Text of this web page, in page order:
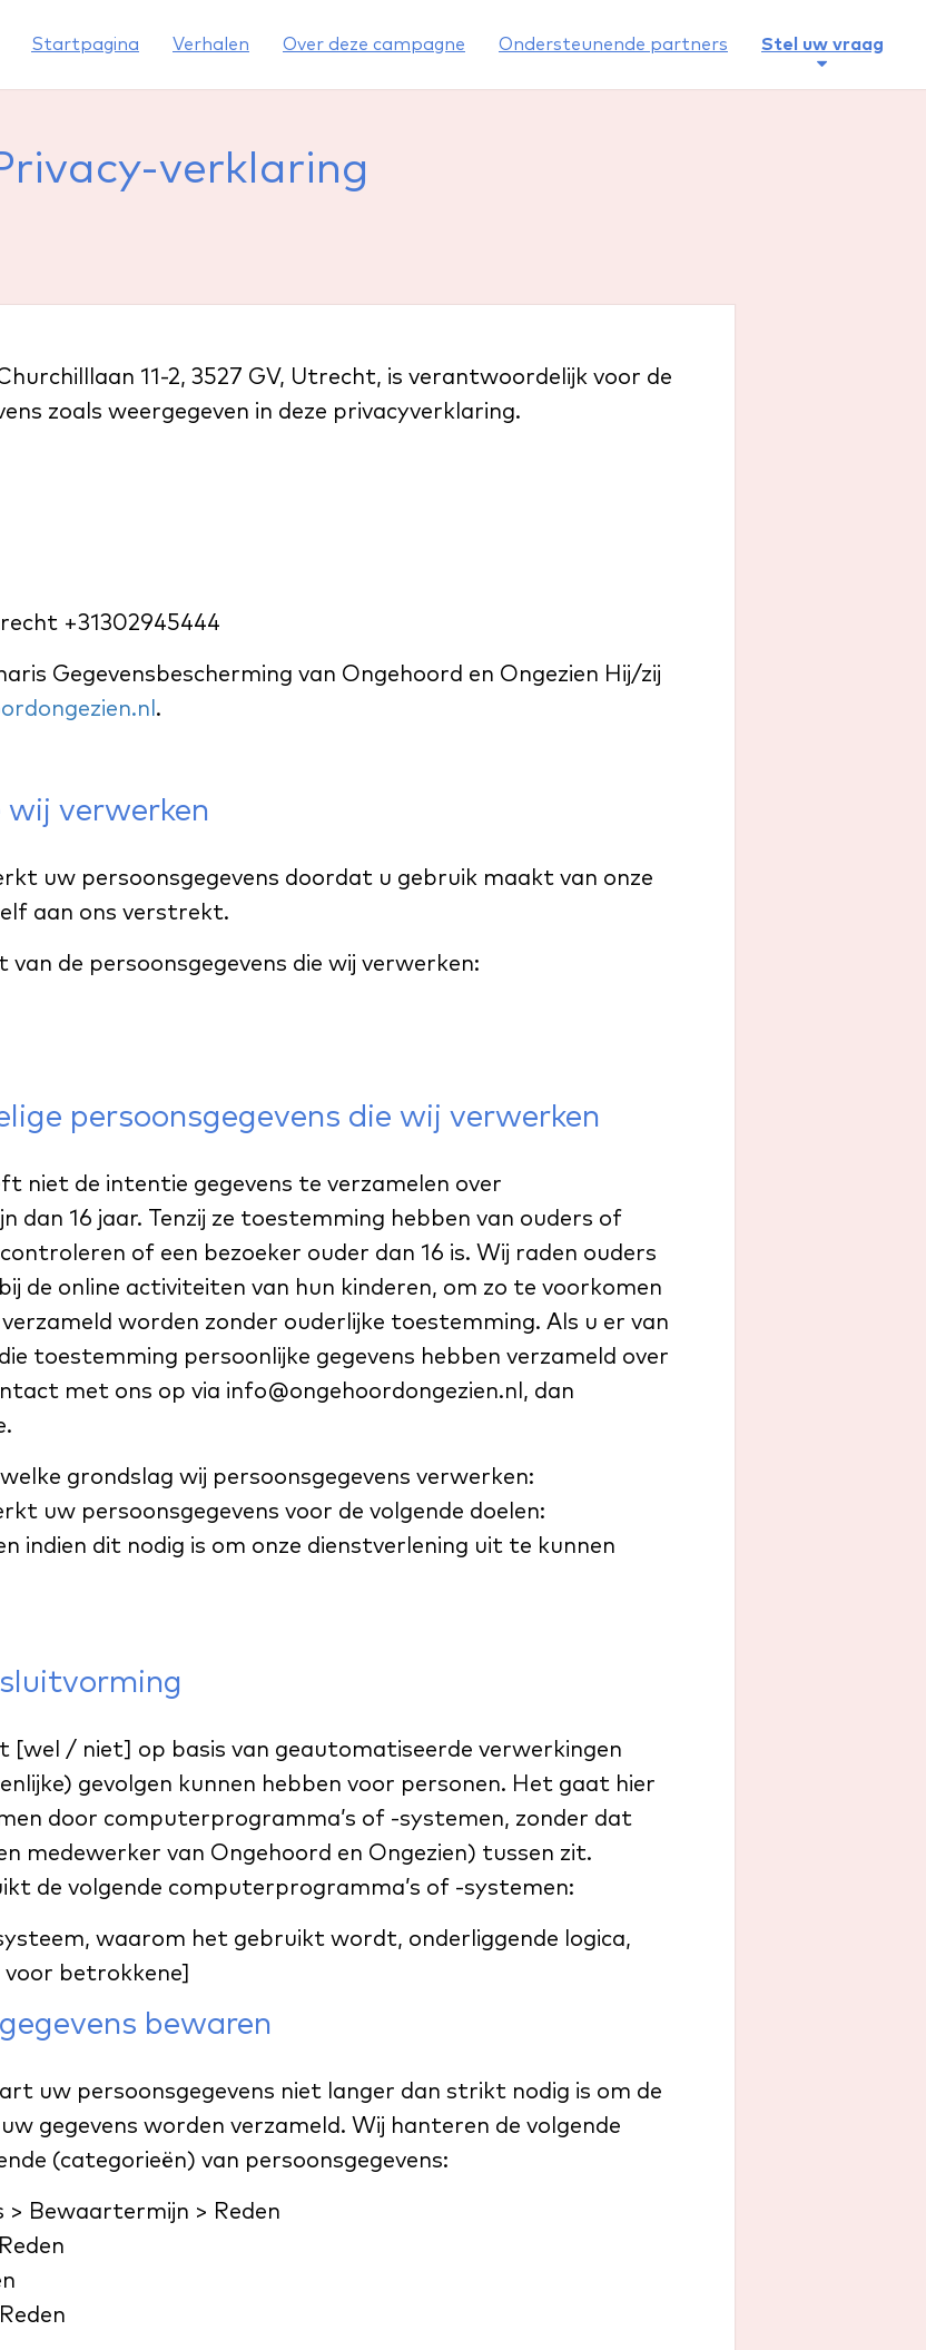
Startpagina Verhalen Over deze campagne Ondersteunende partners Stel uw vraag
verklaring
11-2, 3527 GV, Utrecht, is verantwoordelijk voor de
zoals weergegeven in deze privacyverklaring.
+31302945444
Gegevensbescherming van Ongehoord en Ongezien Hij/zij
.
wij verwerken
uw persoonsgegevens doordat u gebruik maakt van onze
aan ons verstrekt.
de persoonsgegevens die wij verwerken:
persoonsgegevens die wij verwerken
niet de intentie gegevens te verzamelen over
dan 16 jaar. Tenzij ze toestemming hebben van ouders of
of een bezoeker ouder dan 16 is. Wij raden ouders
de online activiteiten van hun kinderen, om zo te voorkomen
worden zonder ouderlijke toestemming. Als u er van
toestemming persoonlijke gegevens hebben verzameld over
met ons op via info@ongehoordongezien.nl, dan
grondslag wij persoonsgegevens verwerken:
uw persoonsgegevens voor de volgende doelen:
indien dit nodig is om onze dienstverlening uit te kunnen
[wel / niet] op basis van geautomatiseerde verwerkingen
gevolgen kunnen hebben voor personen. Het gaat hier
door computerprogramma’s of -systemen, zonder dat
medewerker van Ongehoord en Ongezien) tussen zit.
de volgende computerprogramma’s of -systemen:
waarom het gebruikt wordt, onderliggende logica,
betrokkene]
bewaren
uw persoonsgegevens niet langer dan strikt nodig is om de
gegevens worden verzameld. Wij hanteren de volgende
(categorieën) van persoonsgegevens:
> Bewaartermijn > Reden